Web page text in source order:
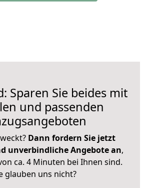
Sparen Sie beides mit
und passenden
Dann fordern Sie jetzt
unverbindliche Angebote an,
ca. 4 Minuten bei Ihnen sind.
glauben uns nicht?